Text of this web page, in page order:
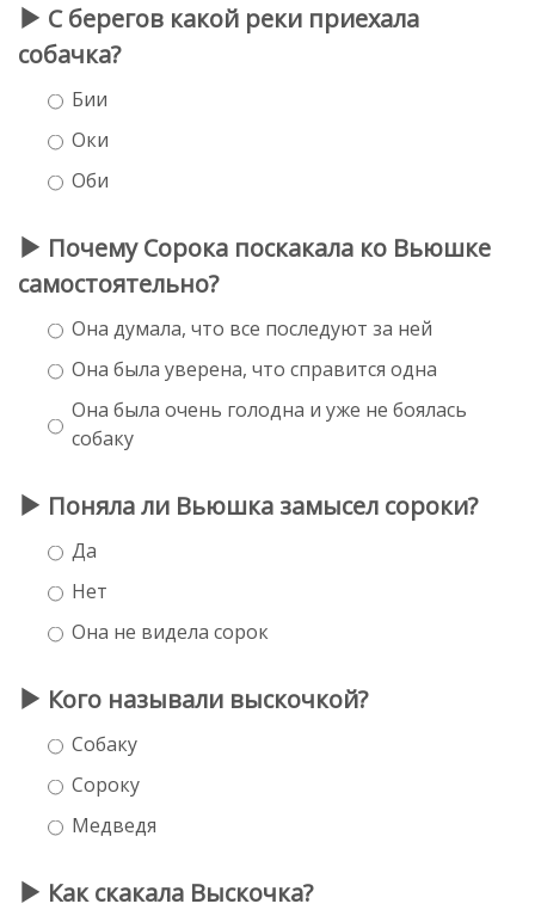
С берегов какой реки приехала
собачка?
Бии
Оки
Оби
Почему Сорока поскакала ко Вьюшке
самостоятельно?
Она думала, что все последуют за ней
Она была уверена, что справится одна
Она была очень голодна и уже не боялась
собаку
Поняла ли Вьюшка замысел сороки?
Да
Нет
Она не видела сорок
Кого называли выскочкой?
Собаку
Сороку
Медведя
Как скакала Выскочка?